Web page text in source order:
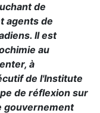
de
agents de
Il est
au
à
de l'Institute
de réflexion sur
gouvernement